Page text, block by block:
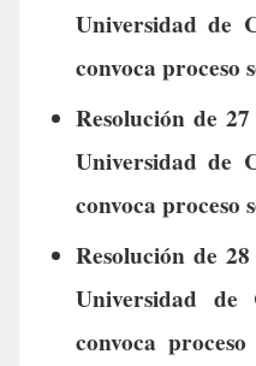
Universidad de
convoca proceso
Resolución de
Universidad de
convoca proceso
Resolución de
Universidad
convoca